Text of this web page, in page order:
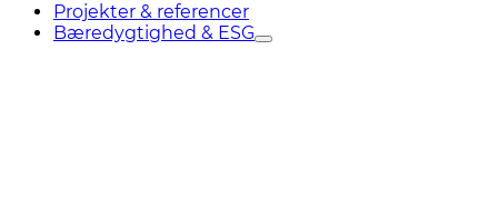
Projekter & referencer
Bæredygtighed & ESG